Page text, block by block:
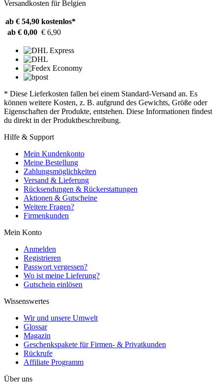
Versandkosten für Belgien
ab € 54,90 kostenlos*
ab € 0,00 € 6,90
* Diese Lieferkosten fallen bei einem Standard-Versand an. Es
können weitere Kosten, z. B. aufgrund des Gewichts, Größe oder
Eigenschaften der Produkte, entstehen. Diese Informationen findest
du direkt in der Produktbeschreibung.
Hilfe & Support
Mein Kundenkonto
Meine Bestellung
Zahlungsmöglichkeiten
Versand & Lieferung
Rücksendungen & Rückerstattungen
Aktionen & Gutscheine
Weitere Fragen?
Firmenkunden
Mein Konto
Anmelden
Registrieren
Passwort vergessen?
Wo ist meine Lieferung?
Gutschein einlösen
Wissenswertes
Wir und unsere Umwelt
Glossar
Magazin
Geschenkspakete für Firmen- & Privatkunden
Rückrufe
Affiliate Programm
Über uns